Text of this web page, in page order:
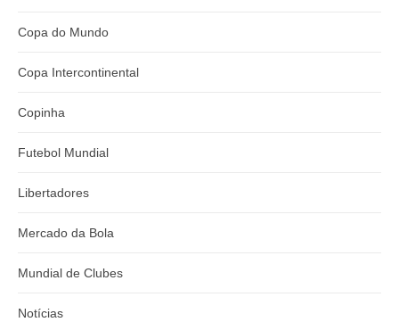
Copa do Mundo
Copa Intercontinental
Copinha
Futebol Mundial
Libertadores
Mercado da Bola
Mundial de Clubes
Notícias